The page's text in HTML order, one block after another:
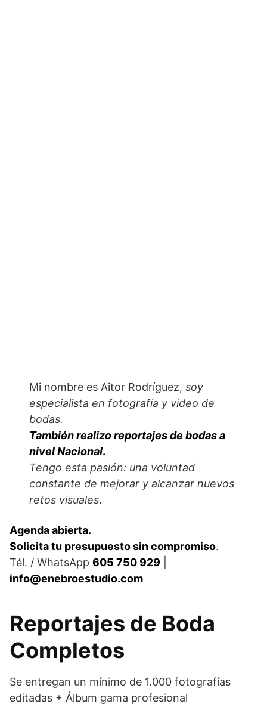
Mi nombre es Aitor Rodríguez, soy
especialista en fotografía y vídeo de
bodas.
También realizo reportajes de bodas a
nivel Nacional.
Tengo esta pasión: una voluntad
constante de mejorar y alcanzar nuevos
retos visuales.
Agenda abierta.
Solicita tu presupuesto sin compromiso.
Tél. / WhatsApp 605 750 929
info@enebroestudio.com
Reportajes de Boda
Completos
Se entregan un mínimo de 1.000 fotografías
editadas + Álbum gama profesional